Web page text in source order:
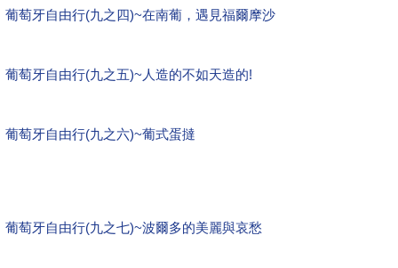
葡萄牙自由行(九之四)~在南葡，遇見福爾摩沙
葡萄牙自由行(九之五)~人造的不如天造的!
葡萄牙自由行(九之六)~葡式蛋撻
葡萄牙自由行(九之七)~波爾多的美麗與哀愁